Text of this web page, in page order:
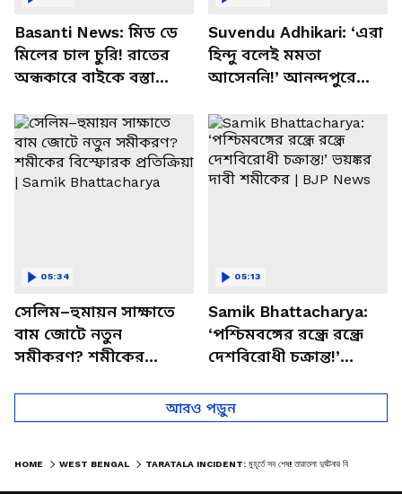
Basanti News: মিড ডে
মিলের চাল চুরি! রাতের
অন্ধকারে বাইকে বস্তা
চত্বরে তাণ্ডব
Suvendu Adhikari: ‘এরা
হিন্দু বলেই মমতা
আসেননি!’ আনন্দপুরে
খোলসা করলেন শুভেন্দু
সেলিম–হুমায়ন সাক্ষাতে
বাম জোটে নতুন
সমীকরণ? শমীকের
Samik Bhattacharya
05:34
Samik Bhattacharya:
‘পশ্চিমবঙ্গের রন্ধ্রে রন্ধ্রে
দেশবিরোধী চক্রান্ত!’
BJP News
05:13
আরও পড়ুন
HOME WEST BENGAL